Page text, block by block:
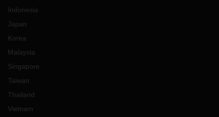
Indonesia
Japan
Korea
Malaysia
Singapore
Taiwan
Thailand
Vietnam